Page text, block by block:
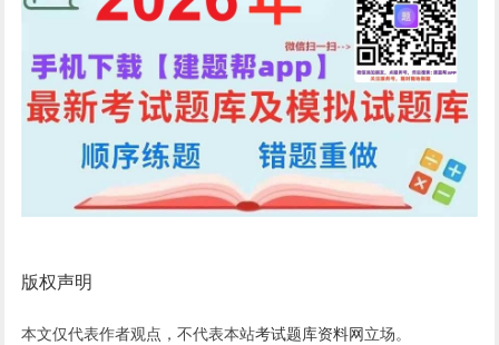
版权声明
本文仅代表作者观点，不代表本站考试题库资料网立场。